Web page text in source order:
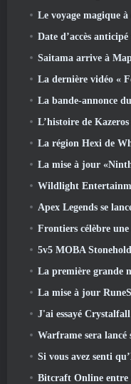
Le voyage magique à travers le passé
Date d’accès anticipé à
Saitama arrive à MapleStory
La dernière vidéo « Foundations » de
La bande-annonce du test alpha fermé de Last
L’histoire de Kazeros se
La région Hexi de Where Winds Meet a
La mise à jour «Ninth
Wildlight Entertainment
Apex Legends se lance dans le
Frontiers célèbre une année
5v5 MOBA
La première grande mise à jour
La mise à jour RuneScape d'aujourd'hui
J'ai essayé Crystalfall
Warframe sera lancé sur Nintendo Switch 2
Si vous avez senti qu’Eterspire «
Bitcraft Online entre